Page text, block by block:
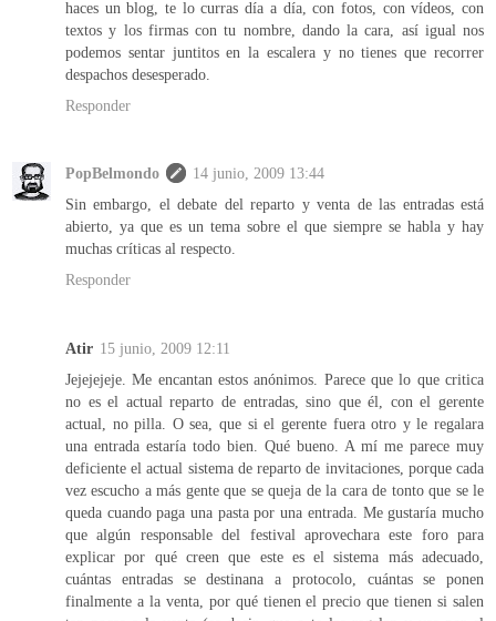
haces un blog, te lo curras día a día, con fotos, con vídeos, con
textos y los firmas con tu nombre, dando la cara, así igual nos
podemos sentar juntitos en la escalera y no tienes que recorrer
despachos desesperado.
Responder
PopBelmondo
14 junio, 2009 13:44
Sin embargo, el debate del reparto y venta de las entradas está
abierto, ya que es un tema sobre el que siempre se habla y hay
muchas críticas al respecto.
Responder
Atir 15 junio, 2009 12:11
Jejejejeje. Me encantan estos anónimos. Parece que lo que critica
no es el actual reparto de entradas, sino que él, con el gerente
actual, no pilla. O sea, que si el gerente fuera otro y le regalara
una entrada estaría todo bien. Qué bueno. A mí me parece muy
deficiente el actual sistema de reparto de invitaciones, porque cada
vez escucho a más gente que se queja de la cara de tonto que se le
queda cuando paga una pasta por una entrada. Me gustaría mucho
que algún responsable del festival aprovechara este foro para
explicar por qué creen que este es el sistema más adecuado,
cuántas entradas se destinana a protocolo, cuántas se ponen
finalmente a la venta, por qué tienen el precio que tienen si salen